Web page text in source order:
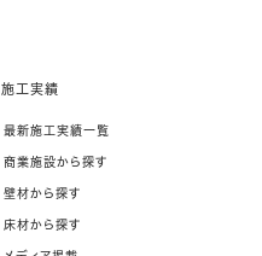
施工実績
最新施工実績一覧
商業施設から探す
壁材から探す
床材から探す